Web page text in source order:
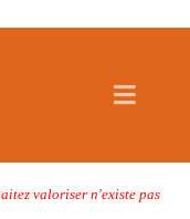
valoriser n'existe pas